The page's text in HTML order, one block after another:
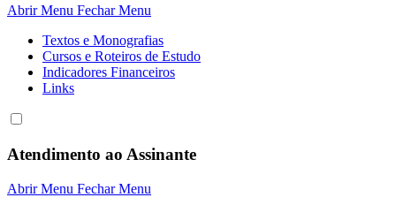
Abrir Menu Fechar Menu
Textos e Monografias
Cursos e Roteiros de Estudo
Indicadores Financeiros
Links
Atendimento ao Assinante
Abrir Menu Fechar Menu